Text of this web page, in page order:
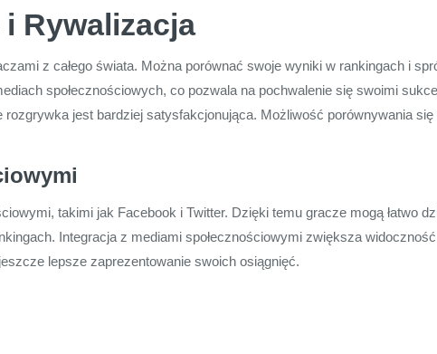
Rywalizacja
z całego świata. Można porównać swoje wyniki w rankingach i
społecznościowych, co pozwala na pochwalenie się swoimi
jest bardziej satysfakcjonująca. Możliwość porównywania
takimi jak Facebook i Twitter. Dzięki temu gracze mogą łatwo
Integracja z mediami społecznościowymi zwiększa
lepsze zaprezentowanie swoich osiągnięć.